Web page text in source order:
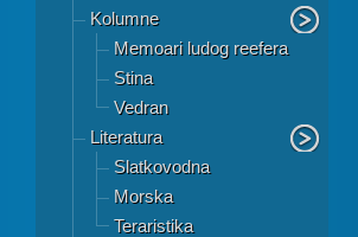
Kolumne
Memoari ludog reefera
Stina
Vedran
Literatura
Slatkovodna
Morska
Teraristika